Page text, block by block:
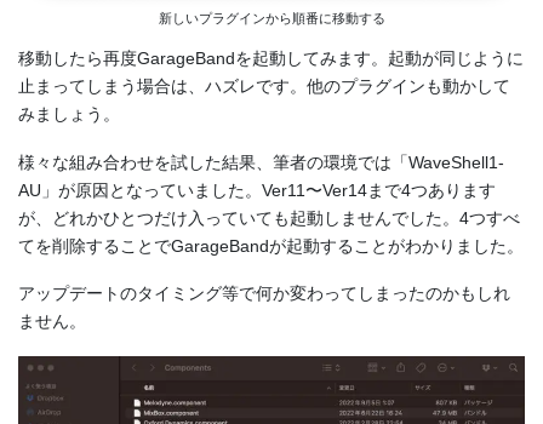
新しいプラグインから順番に移動する
移動したら再度GarageBandを起動してみます。起動が同じように
止まってしまう場合は、ハズレです。他のプラグインも動かして
みましょう。
様々な組み合わせを試した結果、筆者の環境では「WaveShell1-
AU」が原因となっていました。Ver11〜Ver14まで4つあります
が、どれかひとつだけ入っていても起動しませんでした。4つすべ
てを削除することでGarageBandが起動することがわかりました。
アップデートのタイミング等で何か変わってしまったのかもしれ
ません。